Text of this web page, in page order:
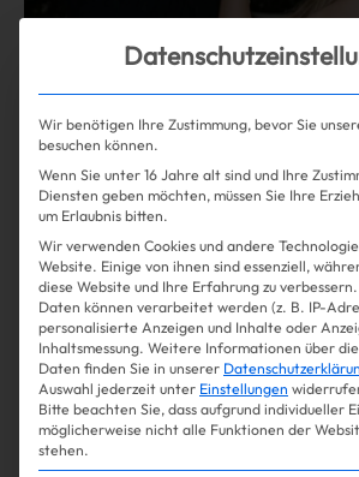
Gossip Celebrities Shopping|
Alles über Taylor
Verlobungskleid
noch zu haben)!
Wir benötigen Ihre Zustimmung, bevor Sie
besuchen können.
Wenn Sie unter 16 Jahre alt sind und Ihre
Diensten geben möchten, müssen Sie Ihre
um Erlaubnis bitten.
Wir verwenden Cookies und andere
Website. Einige von ihnen sind essenziell,
diese Website und Ihre Erfahrung zu verbessern.
Daten können verarbeitet werden (z. B. IP-
personalisierte Anzeigen und Inhalte oder
Inhaltsmessung. Weitere Informationen über
Daten finden Sie in unserer
Auswahl jederzeit unter Einstellungen
Bitte beachten Sie, dass aufgrund individueller
möglicherweise nicht alle Funktionen der
stehen.